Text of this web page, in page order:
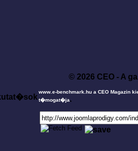
© 2026 CEO - A
www.e-benchmark.hu a CEO Magazin
t�mogat�ja.